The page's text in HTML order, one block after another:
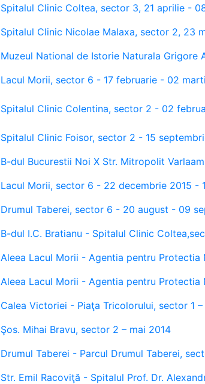
Spitalul Clinic Coltea, sector 3, 21 aprilie -
Spitalul Clinic Nicolae Malaxa, sector 2, 23
Muzeul National de Istorie Naturala
Lacul Morii, sector 6 - 17 februarie - 02
Spitalul Clinic Colentina, sector 2 - 02
Spitalul Clinic Foisor, sector 2 - 15
B-dul Bucurestii Noi X Str. Mitropolit
Lacul Morii, sector 6 - 22 decembrie 2015 -
Drumul Taberei, sector 6 - 20 august - 09
B-dul I.C. Bratianu - Spitalul Clinic
Aleea Lacul Morii - Agentia pentru
Aleea Lacul Morii - Agentia pentru
Calea Victoriei - Piaţa Tricolorului, sector 1
Şos. Mihai Bravu, sector 2 – mai 2014
Drumul Taberei - Parcul Drumul Taberei,
Str. Emil Racoviţă - Spitalul Prof. Dr.